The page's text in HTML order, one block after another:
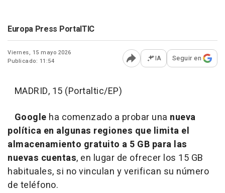
Europa Press PortalTIC
Viernes, 15 mayo 2026
Publicado: 11:54
Abrir opciones para
IA Seguir en
MADRID, 15 (Portaltic/EP)
Google ha comenzado a probar una nueva
política en algunas regiones que limita el
almacenamiento gratuito a 5 GB para las
nuevas cuentas, en lugar de ofrecer los 15 GB
habituales, si no vinculan y verifican su número
de teléfono.